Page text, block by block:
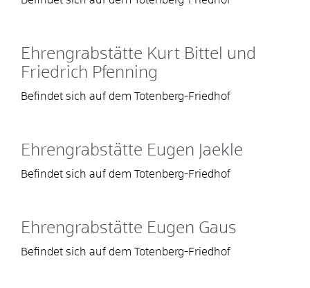
Ehrengrabstätte Kurt Bittel und
Friedrich Pfenning
Befindet sich auf dem Totenberg-Friedhof
Ehrengrabstätte Eugen Jaekle
Befindet sich auf dem Totenberg-Friedhof
Ehrengrabstätte Eugen Gaus
Befindet sich auf dem Totenberg-Friedhof